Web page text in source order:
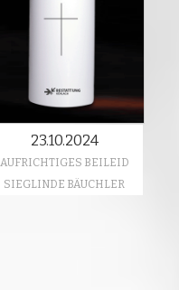
23.10.2024
AUFRICHTIGES BEILEID
SIEGLINDE BÄUCHLER